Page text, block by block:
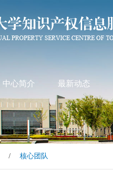
中心简介 最新动态
/ 核心团队